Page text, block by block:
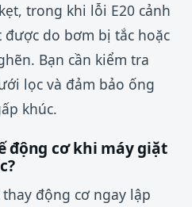
trong khi lỗi E20 cảnh
do bơm bị tắc hoặc
Bạn cần kiểm tra
lọc và đảm bảo ống
khúc.
động cơ khi máy giặt
động cơ ngay lập